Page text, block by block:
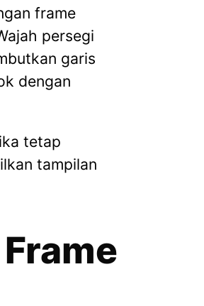
frame
persegi
garis
dengan
tetap
tampilan